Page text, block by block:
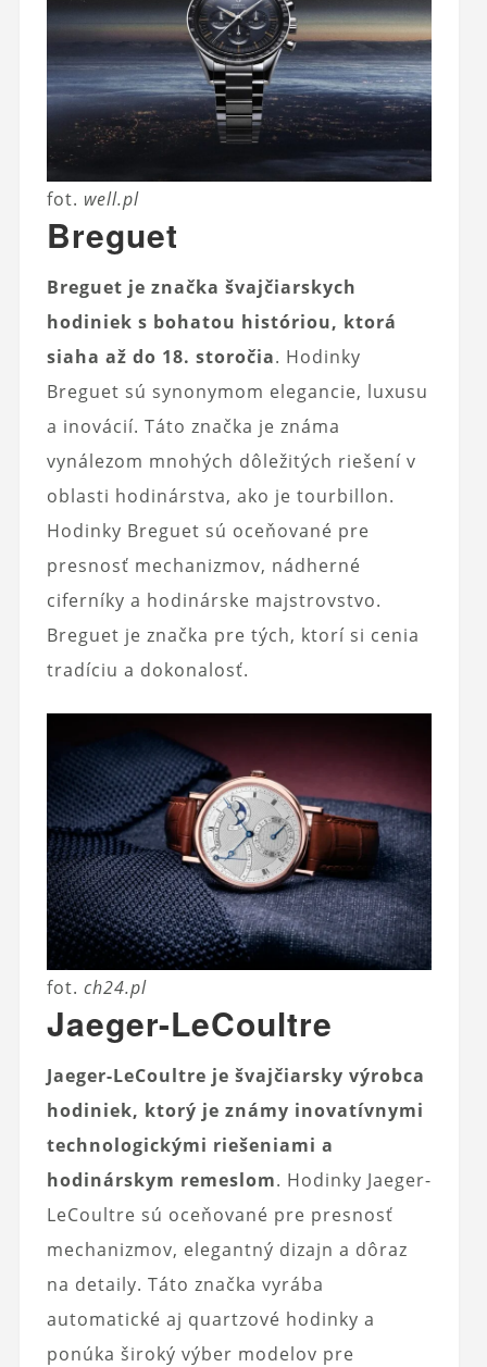
fot. well.pl
Breguet
Breguet je značka švajčiarskych
hodiniek s bohatou históriou, ktorá
siaha až do 18. storočia. Hodinky
Breguet sú synonymom elegancie, luxusu
a inovácií. Táto značka je známa
vynálezom mnohých dôležitých riešení v
oblasti hodinárstva, ako je tourbillon.
Hodinky Breguet sú oceňované pre
presnosť mechanizmov, nádherné
ciferníky a hodinárske majstrovstvo.
Breguet je značka pre tých, ktorí si cenia
tradíciu a dokonalosť.
fot. ch24.pl
Jaeger-LeCoultre
Jaeger-LeCoultre je švajčiarsky výrobca
hodiniek, ktorý je známy inovatívnymi
technologickými riešeniami a
hodinárskym remeslom. Hodinky Jaeger-
LeCoultre sú oceňované pre presnosť
mechanizmov, elegantný dizajn a dôraz
na detaily. Táto značka vyrába
automatické aj quartzové hodinky a
ponúka široký výber modelov pre